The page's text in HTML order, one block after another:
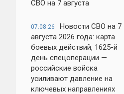
СВО на 7 августа
07.08.26
Новости СВО на 7
августа 2026 года: карта
боевых действий, 1625-й
день спецоперации —
российские войска
усиливают давление на
ключевых направлениях